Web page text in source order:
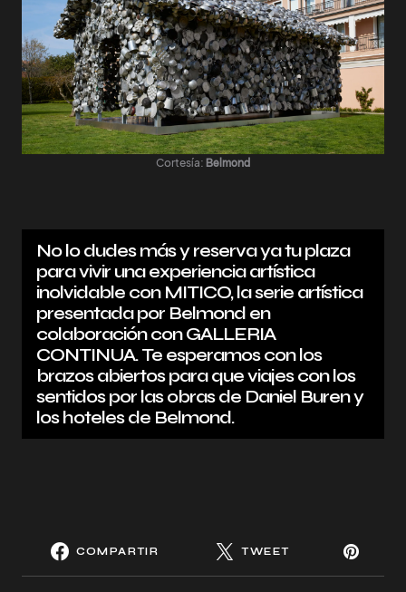
Cortesía: Belmond
No lo dudes más y reserva ya tu plaza
para vivir una experiencia artística
inolvidable con MITICO, la serie artística
presentada por Belmond en
colaboración con GALLERIA
CONTINUA. Te esperamos con los
brazos abiertos para que viajes con los
sentidos por las obras de Daniel Buren y
los hoteles de Belmond.
COMPARTIR TWEET